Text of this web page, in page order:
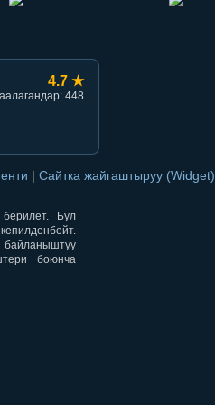
4.7 ★
448
| Сайтка жайгаштыруу (Widget)
Бул
байланыштуу
боюнча